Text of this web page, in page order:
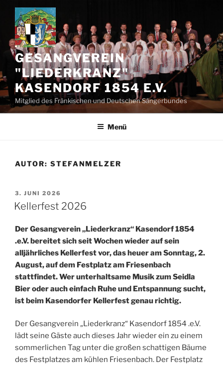
Zum
Inhalt
springen
GESANGVEREIN
"LIEDERKRANZ"
KASENDORF 1854 E.V.
Mitglied des Fränkischen und Deutschen Sängerbundes
Menü
AUTOR: STEFANMELZER
VERÖFFENTLICHT
AM
3. JUNI 2026
Kellerfest 2026
DerGesangverein„Liederkranz“ Kasendorf1854
.e.V. bereitet sichseit Wochen wieder auf sein
alljährliches Kellerfest vor, das heueram Sonntag, 2.
August, aufdem Festplatz am Friesenbach
stattfindet. Wer unterhaltsame Musik zum Seidla
Bier oder aucheinfach Ruhe und Entspannungsucht,
ist beim Kasendorfer Kellerfest genau richtig.
Der Gesangverein „Liederkranz“ Kasendorf1854 .e.V.
lädt seine Gäste auch dieses Jahr wieder ein zu einem
sommerlichen Tag unter die großen schattigen Bäume
des Festplatzes am kühlen Friesenbach. Der Festplatz